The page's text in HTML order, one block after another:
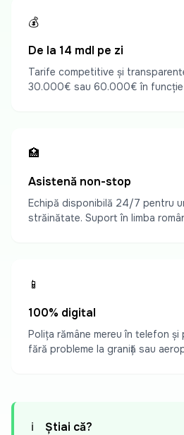
💰
De la 14 mdl pe zi
Tarife competitive și
30.000€ sau 60.000€ în funcție
🏥
Asistență non-stop
Echipă disponibilă 24/7 pentru
străinătate. Suport în limba
📱
100% digital
Polița rămâne mereu în telefon și
fără probleme la graniță sau
ℹ️ Știai că?